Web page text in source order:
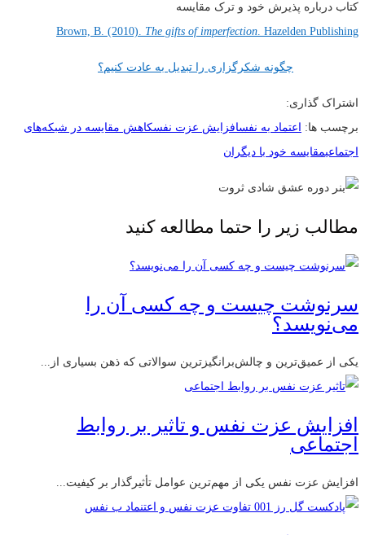
کتاب درباره پذیرش خود و ترک مقایسه
Brown, B. (2010). The gifts of imperfection. Hazelden Publishing
چگونه شکرگزاری را تبدیل به عادت کنیم؟
اشتراک گذاری:
برچسب ها:
اعتماد به نفسافزایش عزت نفسکاهش مقایسه در شبکه‌های
اجتماعیمقایسه خود با دیگران
مطالب زیر را حتما مطالعه کنید
سرنوشت چیست و چه کسی آن را
می‌نویسد؟
یکی از عمیق‌ترین و چالش‌برانگیزترین سوالاتی که ذهن بسیاری از...
افزایش عزت نفس و تاثیر بر روابط
اجتماعی
افزایش عزت نفس یکی از مهم‌ترین عوامل تأثیرگذار بر کیفیت...